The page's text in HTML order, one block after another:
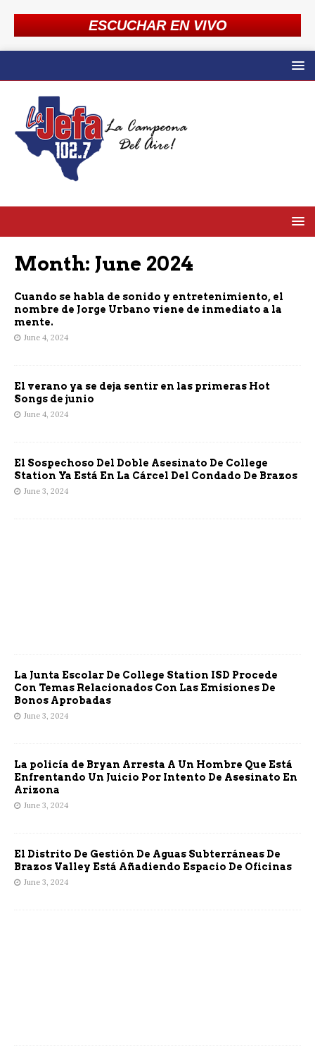
ESCUCHAR EN VIVO
Month: June 2024
Cuando se habla de sonido y entretenimiento, el
nombre de Jorge Urbano viene de inmediato a la
mente.
June 4, 2024
El verano ya se deja sentir en las primeras Hot
Songs de junio
June 4, 2024
El Sospechoso Del Doble Asesinato De College
Station Ya Está En La Cárcel Del Condado De Brazos
June 3, 2024
La Junta Escolar De College Station ISD Procede
Con Temas Relacionados Con Las Emisiones De
Bonos Aprobadas
June 3, 2024
La policía de Bryan Arresta A Un Hombre Que Está
Enfrentando Un Juicio Por Intento De Asesinato En
Arizona
June 3, 2024
El Distrito De Gestión De Aguas Subterráneas De
Brazos Valley Está Añadiendo Espacio De Oficinas
June 3, 2024